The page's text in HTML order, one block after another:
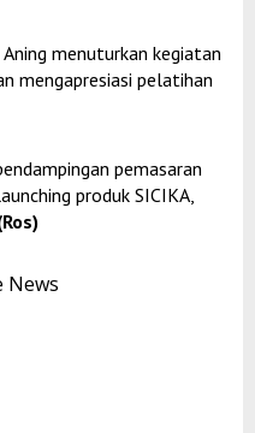
menuturkan kegiatan
mengapresiasi pelatihan
pemasaran
produk SICIKA,
News